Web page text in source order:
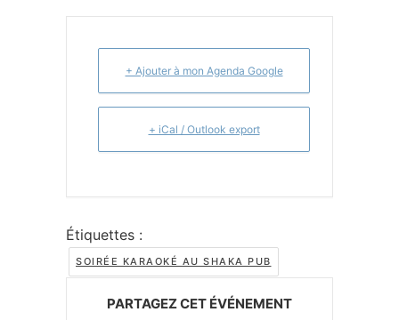
+ Ajouter à mon Agenda Google
+ iCal / Outlook export
Étiquettes :
SOIRÉE KARAOKÉ AU SHAKA PUB
PARTAGEZ CET ÉVÉNEMENT